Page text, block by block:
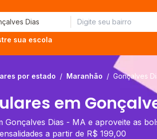
sua escola
por estado / Maranhão / Gonçalves
em
Gonçalves Dias - MA e aproveite as
a partir de R$ 199,00